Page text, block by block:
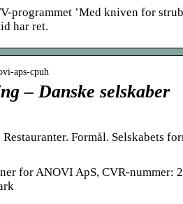
programmet ’Med kniven for
har ret.
aps-cpuh
– Danske selskaber
Formål. Selskabets
for ANOVI ApS, CVR-nummer: